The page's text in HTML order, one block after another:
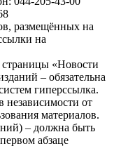
размещённых на
на
«Новости
– обязательна
гиперссылка.
от
материалов.
– должна быть
абзаце